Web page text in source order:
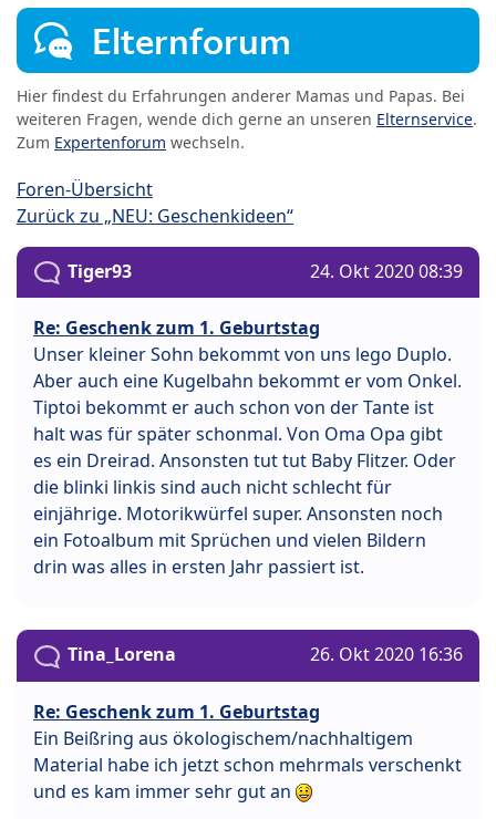
Elternforum
Hier findest du Erfahrungen anderer Mamas und Papas. Bei
weiteren Fragen, wende dich gerne an unseren Elternservice.
Zum Expertenforum wechseln.
Foren-Übersicht
Zurück zu „NEU: Geschenkideen“
Tiger93 24. Okt 2020 08:39
Re: Geschenk zum 1. Geburtstag
Unser kleiner Sohn bekommt von uns lego Duplo.
Aber auch eine Kugelbahn bekommt er vom Onkel.
Tiptoi bekommt er auch schon von der Tante ist
halt was für später schonmal. Von Oma Opa gibt
es ein Dreirad. Ansonsten tut tut Baby Flitzer. Oder
die blinki linkis sind auch nicht schlecht für
einjährige. Motorikwürfel super. Ansonsten noch
ein Fotoalbum mit Sprüchen und vielen Bildern
drin was alles in ersten Jahr passiert ist.
Tina_Lorena 26. Okt 2020 16:36
Re: Geschenk zum 1. Geburtstag
Ein Beißring aus ökologischem/nachhaltigem
Material habe ich jetzt schon mehrmals verschenkt
und es kam immer sehr gut an